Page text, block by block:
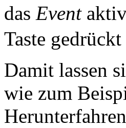
das Event
Taste
Damit lassen
wie zum